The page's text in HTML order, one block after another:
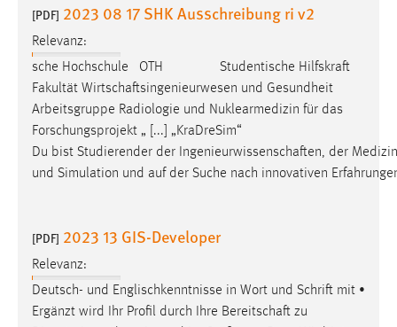
[PDF] 2023 08 17 SHK Ausschreibung ri v2
Relevanz:
sche Hochschule OTH Studentische Hilfskraft
Fakultät Wirtschaftsingenieurwesen und Gesundheit
Arbeitsgruppe Radiologie und Nuklearmedizin für das
Forschungsprojekt „ [...] „KraDreSim“
Du bist Studierender der Ingenieurwissenschaften, der
und Simulation und auf der Suche nach innovativen
[PDF] 2023 13 GIS-Developer
Relevanz:
Deutsch- und Englischkenntnisse in Wort und Schrift mit •
Ergänzt wird Ihr Profil durch Ihre Bereitschaft zu
Name:
fe_user, be_user, be_lastLoginProvider
Zweck:
Dieser Cookie ist notwendig um sich an der Website
einloggen zu können.
STATISTIK
Statistik Cookies erfassen Informationen anonym.